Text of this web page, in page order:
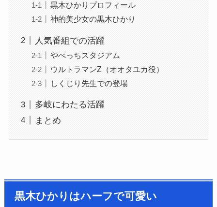
黒木ひかりプロフィール
神的美少女の黒木ひかり
人気番組での活躍
やべっちスタジアム
ウルトラマンZ（オオタユカ役）
しくじり先生での登場
多岐にわたる活躍
まとめ
黒木ひかりはハーフで可愛い